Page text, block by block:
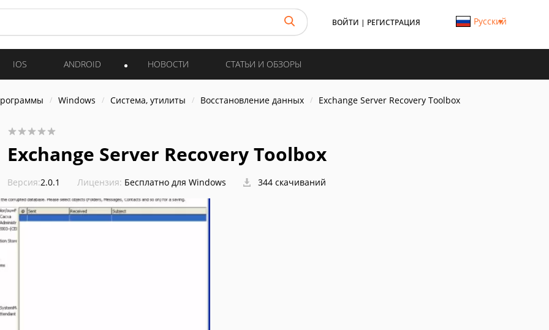
ВОЙТИ | РЕГИСТРАЦИЯ Русский
IOS ANDROID НОВОСТИ СТАТЬИ И ОБЗОРЫ
Windows Система, утилиты Восстановление данных Exchange Server Recovery Toolbox
Exchange Server Recovery Toolbox
Версия:2.0.1 Лицензия: Бесплатно для Windows 344 скачиваний